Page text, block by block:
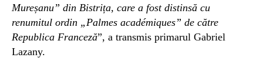
Mureșanu” din Bistrița, care a fost distinsă cu
renumitul ordin „Palmes académiques” de către
Republica Franceză”, a transmis primarul Gabriel
Lazany.